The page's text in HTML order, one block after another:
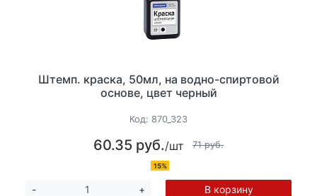
Штемп. краска, 50мл, на водно-спиртовой
основе, цвет черный
Код: 870_323
60.35 руб./шт 71 руб.
15%
- + В корзину